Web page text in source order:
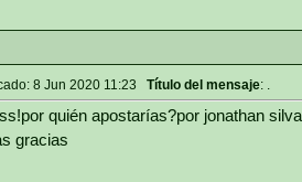
8 Jun 2020 11:23 Título del mensaje: .
quién apostarías?por jonathan
gracias